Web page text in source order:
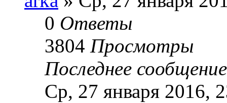
0 Ответы
3804 Просмотры
Последнее
Ср, 27 января 2016,